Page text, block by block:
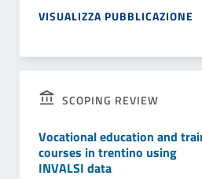
VISUALIZZA PUBBLICAZIONE
SCOPING REVIEW
Vocational education and
courses in trentino using
INVALSI data